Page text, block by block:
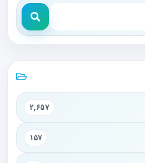
۲,۶۵۷
۱۵۷